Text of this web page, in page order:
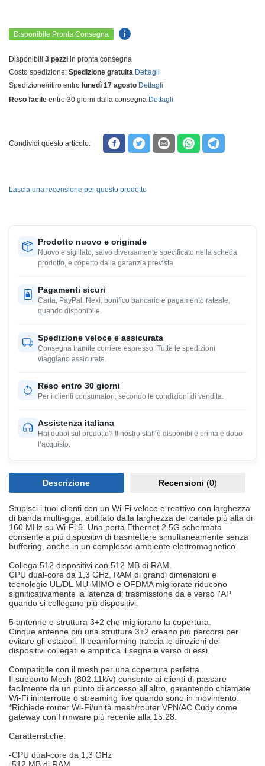
Disponibile Pronta Consegna
Disponibili 3 pezzi in pronta consegna
Costo spedizione: Spedizione gratuita Dettagli
Spedizione/ritiro entro lunedì 17 agosto Dettagli
Reso facile entro 30 giorni dalla consegna Dettagli
Condividi questo articolo:
Lascia una recensione per questo prodotto
Prodotto nuovo e originale
Nuovo e sigillato, salvo diversamente specificato nella scheda
prodotto, e coperto dalla garanzia prevista.
Pagamenti sicuri
Carta, PayPal, Nexi, bonifico bancario e pagamento rateale,
quando disponibile.
Spedizione veloce e assicurata
Consegna tramite corriere espresso. Tutte le spedizioni
viaggiano assicurate.
Reso entro 30 giorni
Per i clienti consumatori, secondo le condizioni di vendita.
Assistenza italiana
Hai dubbi sul prodotto? Il nostro staff è disponibile prima e dopo
l’acquisto.
Descrizione Recensioni (0)
Stupisci i tuoi clienti con un Wi-Fi veloce e reattivo con larghezza
di banda multi-giga, abilitato dalla larghezza del canale più alta di
160 MHz su Wi-Fi 6. Una porta Ethernet 2.5G schermata
consente a più dispositivi di trasmettere simultaneamente senza
buffering, anche in un complesso ambiente elettromagnetico.
Collega 512 dispositivi con 512 MB di RAM.
CPU dual-core da 1,3 GHz, RAM di grandi dimensioni e
tecnologie UL/DL MU-MIMO e OFDMA migliorate riducono
significativamente la latenza di trasmissione da e verso l'AP
quando si collegano più dispositivi.
5 antenne e struttura 3+2 che migliorano la copertura.
Cinque antenne più una struttura 3+2 creano più percorsi per
evitare gli ostacoli. Il beamforming traccia le direzioni dei
dispositivi collegati e amplifica il segnale verso di essi.
Compatibile con il mesh per una copertura perfetta.
Il supporto Mesh (802.11k/v) consente ai clienti di passare
facilmente da un punto di accesso all'altro, garantendo chiamate
Wi-Fi ininterrotte o streaming live quando sono in movimento.
*Richiede router Wi-Fi/unità mesh/router VPN/AC Cudy come
gateway con firmware più recente alla 15.28.
Caratteristiche:
-CPU dual-core da 1,3 GHz